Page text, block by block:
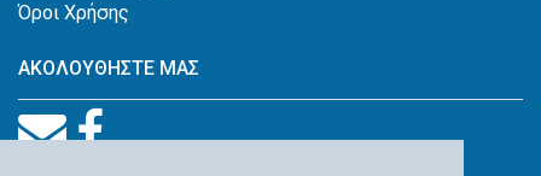
Όροι Χρήσης
ΑΚΟΛΟΥΘΗΣΤΕ ΜΑΣ